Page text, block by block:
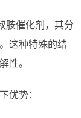
胺催化剂，其分
这种特殊的结
性。
优势：